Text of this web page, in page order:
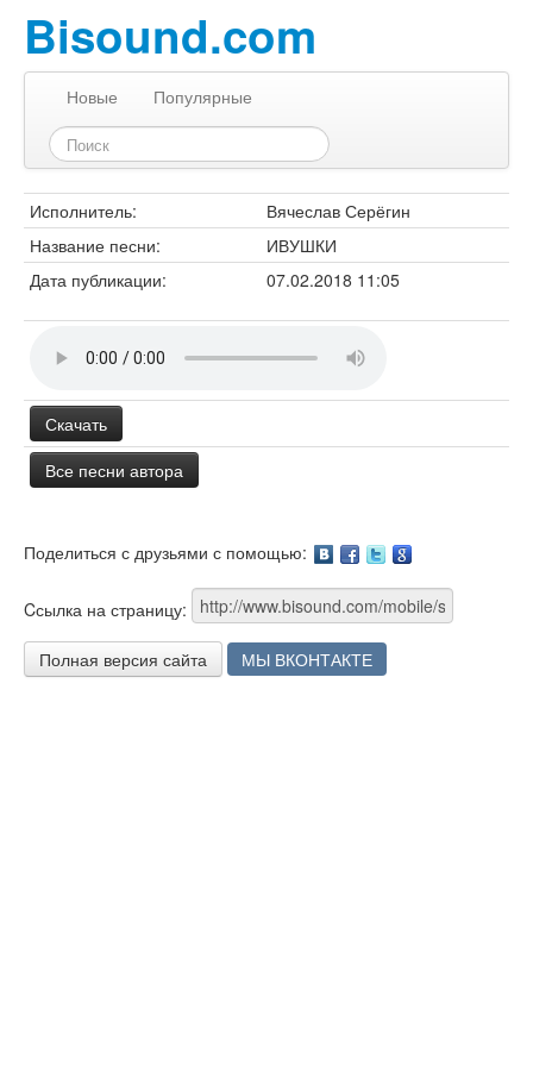
Bisound.com
Новые Популярные
Исполнитель:
Вячеслав Серёгин
Название песни:
ИВУШКИ
Дата публикации:
07.02.2018 11:05
Скачать
Все песни автора
Поделиться с друзьями с помощью:
Cсылка на страницу:
Полная версия сайта МЫ ВКОНТАКТЕ